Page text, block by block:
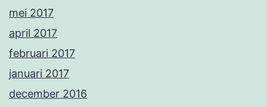
mei 2017
april 2017
februari 2017
januari 2017
december 2016